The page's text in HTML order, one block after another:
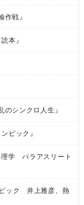
戦』
本』
シンクロ人生』
ピック』
学 パラアスリート
ック 井上雅彦、熱